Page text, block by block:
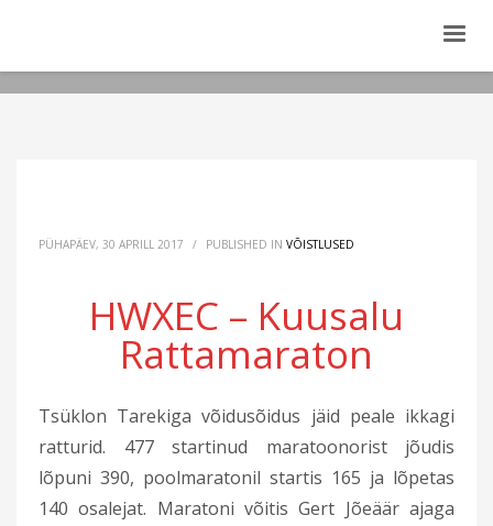
PÜHAPÄEV, 30 APRILL 2017 / PUBLISHED IN VÕISTLUSED
HWXEC – Kuusalu
Rattamaraton
Tsüklon Tarekiga võidusõidus jäid peale ikkagi
ratturid. 477 startinud maratoonorist jõudis
lõpuni 390, poolmaratonil startis 165 ja lõpetas
140 osalejat. Maratoni võitis Gert Jõeäär ajaga